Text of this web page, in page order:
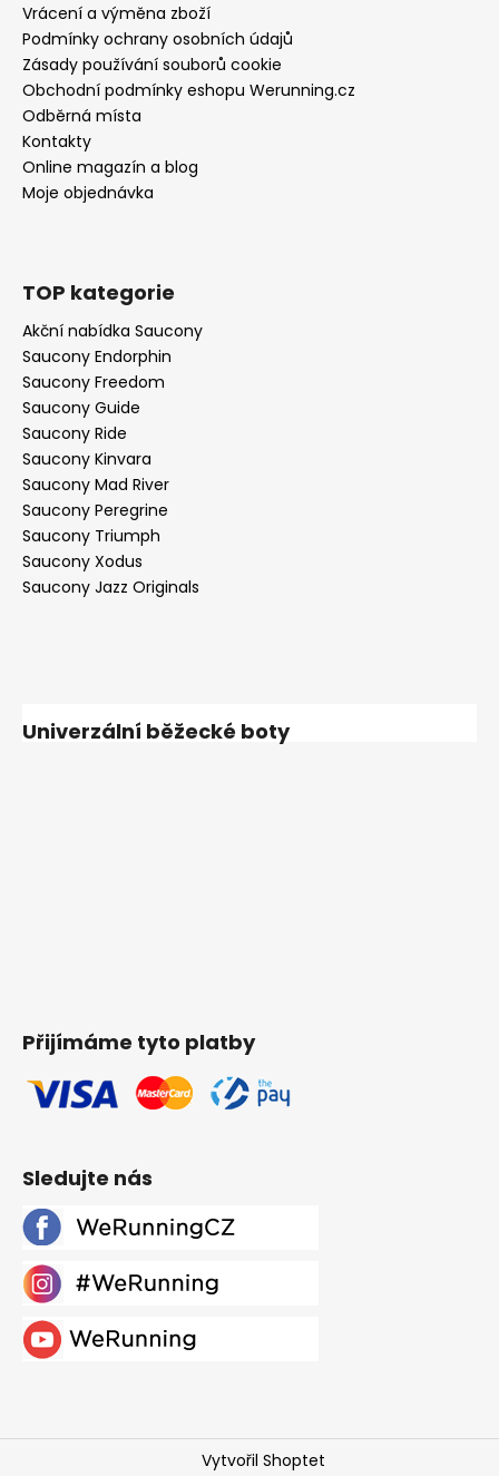
Vrácení a výměna zboží
Podmínky ochrany osobních údajů
Zásady používání souborů cookie
Obchodní podmínky eshopu Werunning.cz
Odběrná místa
Kontakty
Online magazín a blog
Moje objednávka
TOP kategorie
Akční nabídka Saucony
Saucony Endorphin
Saucony Freedom
Saucony Guide
Saucony Ride
Saucony Kinvara
Saucony Mad River
Saucony Peregrine
Saucony Triumph
Saucony Xodus
Saucony Jazz Originals
Univerzální běžecké boty
Přijímáme tyto platby
Sledujte nás
Vytvořil Shoptet